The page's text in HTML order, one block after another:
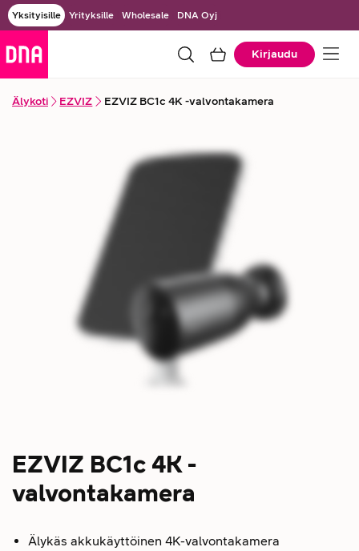
Yksityisille Yrityksille Wholesale DNA Oyj
Kirjaudu
Älykoti EZVIZ EZVIZ BC1c 4K -valvontakamera
EZVIZ BC1c 4K -
valvontakamera
Älykäs akkukäyttöinen 4K-valvontakamera